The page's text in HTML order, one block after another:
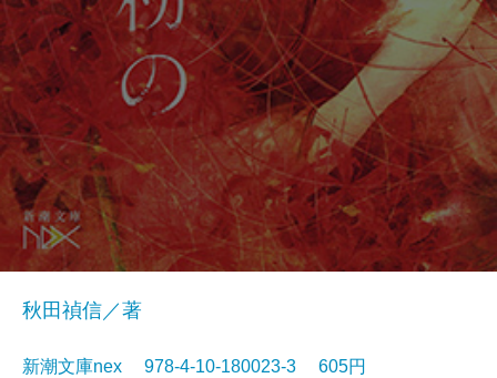
秋田禎信／著
新潮文庫nex 978-4-10-180023-3 605円